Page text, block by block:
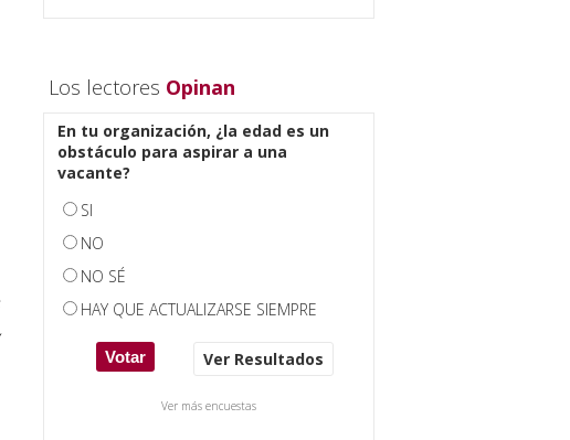
Los lectores Opinan
En tu organización, ¿la edad es un
obstáculo para aspirar a una
vacante?
SI
NO
NO SÉ
HAY QUE ACTUALIZARSE SIEMPRE
Ver Resultados
Ver más encuestas